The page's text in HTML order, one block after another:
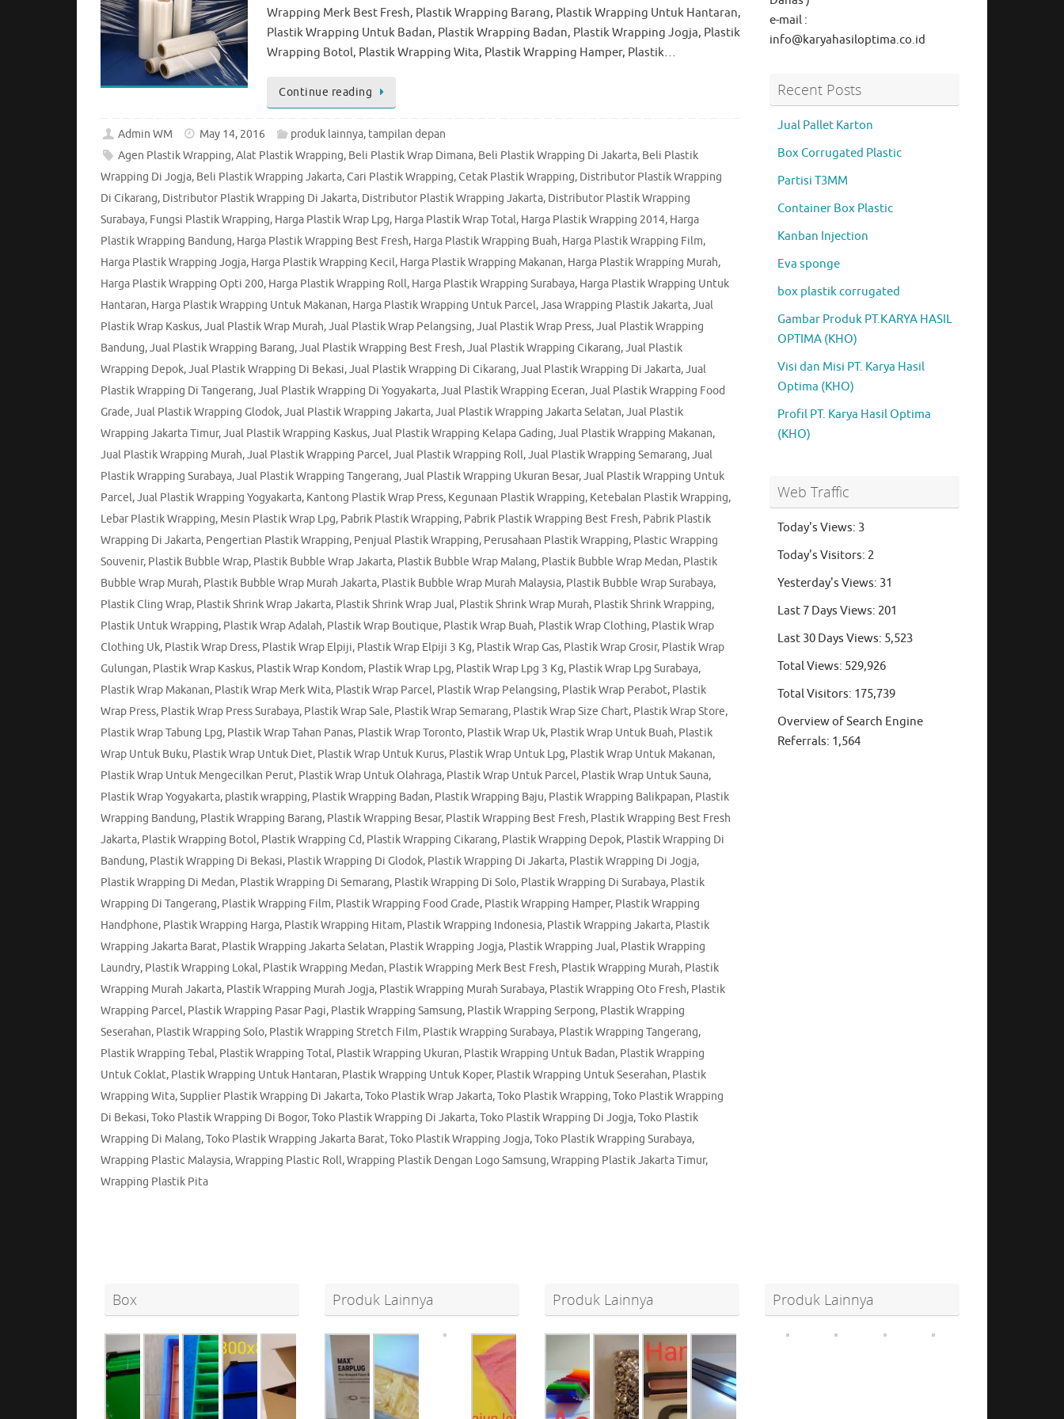
Wrapping Merk Best Fresh, Plastik Wrapping Barang, Plastik Wrapping Untuk Hantaran,
Plastik Wrapping Untuk Badan, Plastik Wrapping Badan, Plastik Wrapping Jogja, Plastik
Wrapping Botol, Plastik Wrapping Wita, Plastik Wrapping Hamper, Plastik…
Continue reading
Admin WM May 14, 2016 produk lainnya, tampilan depan
Agen Plastik Wrapping,Alat Plastik Wrapping, Beli Plastik Wrap Dimana, Beli Plastik Wrapping Di Jakarta, Beli Plastik
Wrapping Di Jogja, Beli Plastik Wrapping Jakarta,Cari Plastik Wrapping,Cetak Plastik Wrapping, Distributor Plastik Wrapping
Di Cikarang, Distributor Plastik Wrapping Di Jakarta, Distributor Plastik Wrapping Jakarta, Distributor Plastik Wrapping
Surabaya, Fungsi Plastik Wrapping, Harga Plastik Wrap Lpg, Harga Plastik Wrap Total, Harga Plastik Wrapping 2014, Harga
Plastik Wrapping Bandung, Harga Plastik Wrapping Best Fresh, Harga Plastik Wrapping Buah, Harga Plastik Wrapping Film,
Harga Plastik Wrapping Jogja, Harga Plastik Wrapping Kecil, Harga Plastik Wrapping Makanan, Harga Plastik Wrapping Murah,
Harga Plastik Wrapping Opti 200, Harga Plastik Wrapping Roll, Harga Plastik Wrapping Surabaya, Harga Plastik Wrapping Untuk
Hantaran, Harga Plastik Wrapping Untuk Makanan, Harga Plastik Wrapping Untuk Parcel,Jasa Wrapping Plastik Jakarta,Jual
Plastik Wrap Kaskus,Jual Plastik Wrap Murah,Jual Plastik Wrap Pelangsing,Jual Plastik Wrap Press,Jual Plastik Wrapping
Bandung,Jual Plastik Wrapping Barang,Jual Plastik Wrapping Best Fresh,Jual Plastik Wrapping Cikarang,Jual Plastik
Wrapping Depok,Jual Plastik Wrapping Di Bekasi,Jual Plastik Wrapping Di Cikarang,Jual Plastik Wrapping Di Jakarta,Jual
Plastik Wrapping Di Tangerang,Jual Plastik Wrapping Di Yogyakarta,Jual Plastik Wrapping Eceran,Jual Plastik Wrapping Food
Grade,Jual Plastik Wrapping Glodok,Jual Plastik Wrapping Jakarta,Jual Plastik Wrapping Jakarta Selatan,Jual Plastik
Wrapping Jakarta Timur,Jual Plastik Wrapping Kaskus,Jual Plastik Wrapping Kelapa Gading,Jual Plastik Wrapping Makanan,
Jual Plastik Wrapping Murah,Jual Plastik Wrapping Parcel,Jual Plastik Wrapping Roll,Jual Plastik Wrapping Semarang,Jual
Plastik Wrapping Surabaya,Jual Plastik Wrapping Tangerang,Jual Plastik Wrapping Ukuran Besar,Jual Plastik Wrapping Untuk
Parcel,Jual Plastik Wrapping Yogyakarta, Kantong Plastik Wrap Press, Kegunaan Plastik Wrapping, Ketebalan Plastik Wrapping,
Lebar Plastik Wrapping, Mesin Plastik Wrap Lpg, Pabrik Plastik Wrapping, Pabrik Plastik Wrapping Best Fresh, Pabrik Plastik
Wrapping Di Jakarta, Pengertian Plastik Wrapping, Penjual Plastik Wrapping, Perusahaan Plastik Wrapping, Plastic Wrapping
Souvenir, Plastik Bubble Wrap, Plastik Bubble Wrap Jakarta, Plastik Bubble Wrap Malang, Plastik Bubble Wrap Medan, Plastik
Bubble Wrap Murah, Plastik Bubble Wrap Murah Jakarta, Plastik Bubble Wrap Murah Malaysia, Plastik Bubble Wrap Surabaya,
Plastik Cling Wrap, Plastik Shrink Wrap Jakarta, Plastik Shrink Wrap Jual, Plastik Shrink Wrap Murah, Plastik Shrink Wrapping,
Plastik Untuk Wrapping, Plastik Wrap Adalah, Plastik Wrap Boutique, Plastik Wrap Buah, Plastik Wrap Clothing, Plastik Wrap
Clothing Uk, Plastik Wrap Dress, Plastik Wrap Elpiji, Plastik Wrap Elpiji 3 Kg, Plastik Wrap Gas, Plastik Wrap Grosir, Plastik Wrap
Gulungan, Plastik Wrap Kaskus, Plastik Wrap Kondom, Plastik Wrap Lpg, Plastik Wrap Lpg 3 Kg, Plastik Wrap Lpg Surabaya,
Plastik Wrap Makanan, Plastik Wrap Merk Wita, Plastik Wrap Parcel, Plastik Wrap Pelangsing, Plastik Wrap Perabot, Plastik
Wrap Press, Plastik Wrap Press Surabaya, Plastik Wrap Sale, Plastik Wrap Semarang, Plastik Wrap Size Chart, Plastik Wrap Store,
Plastik Wrap Tabung Lpg, Plastik Wrap Tahan Panas, Plastik Wrap Toronto, Plastik Wrap Uk, Plastik Wrap Untuk Buah, Plastik
Wrap Untuk Buku, Plastik Wrap Untuk Diet, Plastik Wrap Untuk Kurus, Plastik Wrap Untuk Lpg, Plastik Wrap Untuk Makanan,
Plastik Wrap Untuk Mengecilkan Perut, Plastik Wrap Untuk Olahraga, Plastik Wrap Untuk Parcel, Plastik Wrap Untuk Sauna,
Plastik Wrap Yogyakarta, plastik wrapping, Plastik Wrapping Badan, Plastik Wrapping Baju, Plastik Wrapping Balikpapan, Plastik
Wrapping Bandung, Plastik Wrapping Barang, Plastik Wrapping Besar, Plastik Wrapping Best Fresh, Plastik Wrapping Best Fresh
Jakarta, Plastik Wrapping Botol, Plastik Wrapping Cd, Plastik Wrapping Cikarang, Plastik Wrapping Depok, Plastik Wrapping Di
Bandung, Plastik Wrapping Di Bekasi, Plastik Wrapping Di Glodok, Plastik Wrapping Di Jakarta, Plastik Wrapping Di Jogja,
Plastik Wrapping Di Medan, Plastik Wrapping Di Semarang, Plastik Wrapping Di Solo, Plastik Wrapping Di Surabaya, Plastik
Wrapping Di Tangerang, Plastik Wrapping Film, Plastik Wrapping Food Grade, Plastik Wrapping Hamper, Plastik Wrapping
Handphone, Plastik Wrapping Harga, Plastik Wrapping Hitam, Plastik Wrapping Indonesia, Plastik Wrapping Jakarta, Plastik
Wrapping Jakarta Barat, Plastik Wrapping Jakarta Selatan, Plastik Wrapping Jogja, Plastik Wrapping Jual, Plastik Wrapping
Laundry, Plastik Wrapping Lokal, Plastik Wrapping Medan, Plastik Wrapping Merk Best Fresh, Plastik Wrapping Murah, Plastik
Wrapping Murah Jakarta, Plastik Wrapping Murah Jogja, Plastik Wrapping Murah Surabaya, Plastik Wrapping Oto Fresh, Plastik
Wrapping Parcel, Plastik Wrapping Pasar Pagi, Plastik Wrapping Samsung, Plastik Wrapping Serpong, Plastik Wrapping
Seserahan, Plastik Wrapping Solo, Plastik Wrapping Stretch Film, Plastik Wrapping Surabaya, Plastik Wrapping Tangerang,
Plastik Wrapping Tebal, Plastik Wrapping Total, Plastik Wrapping Ukuran, Plastik Wrapping Untuk Badan, Plastik Wrapping
Untuk Coklat, Plastik Wrapping Untuk Hantaran, Plastik Wrapping Untuk Koper, Plastik Wrapping Untuk Seserahan, Plastik
Wrapping Wita,Supplier Plastik Wrapping Di Jakarta,Toko Plastik Wrap Jakarta,Toko Plastik Wrapping,Toko Plastik Wrapping
Di Bekasi,Toko Plastik Wrapping Di Bogor,Toko Plastik Wrapping Di Jakarta,Toko Plastik Wrapping Di Jogja,Toko Plastik
Wrapping Di Malang,Toko Plastik Wrapping Jakarta Barat,Toko Plastik Wrapping Jogja,Toko Plastik Wrapping Surabaya,
Wrapping Plastic Malaysia,Wrapping Plastic Roll,Wrapping Plastik Dengan Logo Samsung,Wrapping Plastik Jakarta Timur,
Wrapping Plastik Pita
e-mail :
info@karyahasiloptima.co.id
Recent Posts
Jual Pallet Karton
Box Corrugated Plastic
Partisi T3MM
Container Box Plastic
Kanban Injection
Eva sponge
box plastik corrugated
Gambar Produk PT.KARYA HASIL
OPTIMA (KHO)
Visi dan Misi PT. Karya Hasil
Optima (KHO)
Profil PT. Karya Hasil Optima
(KHO)
Web Traffic
Today's Views: 3
Today's Visitors: 2
Yesterday's Views: 31
Last 7 Days Views: 201
Last 30 Days Views: 5,523
Total Views: 529,926
Total Visitors: 175,739
Overview of Search Engine
Referrals: 1,564
Box Produk Lainnya Produk Lainnya Produk Lainnya